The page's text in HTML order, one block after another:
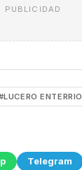
PUBLICIDAD
ENTERRIO
Telegram